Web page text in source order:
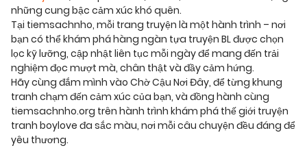
những cung bậc cảm xúc khó quên.
Tại tiemsachnho, mỗi trang truyện là một hành trình – nơi
bạn có thể khám phá hàng ngàn tựa truyện BL được chọn
lọc kỹ lưỡng, cập nhật liên tục mỗi ngày để mang đến trải
nghiệm đọc mượt mà, chân thật và đầy cảm hứng.
Hãy cùng đắm mình vào Chờ Cậu Nơi Đây, để từng khung
tranh chạm đến cảm xúc của bạn, và đồng hành cùng
tiemsachnho.org trên hành trình khám phá thế giới truyện
tranh boylove đa sắc màu, nơi mỗi câu chuyện đều đáng để
yêu thương.